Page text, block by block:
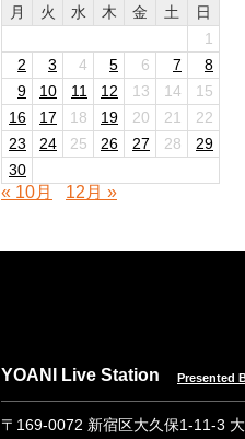
月
火 水 木 金 土
日
1
2
3 4 5 6 7
8
9
10 11 12 13 14
15
16
17 18 19 20 21
22
23
24 25 26 27 28
29
30
« 10月 12月 »
YOANI Live Station Presented
〒169-0072 新宿区大久保1-11-3